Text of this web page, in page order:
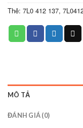
Thẻ: 7L0 412 137,
MÔ TẢ
ĐÁNH GIÁ (0)